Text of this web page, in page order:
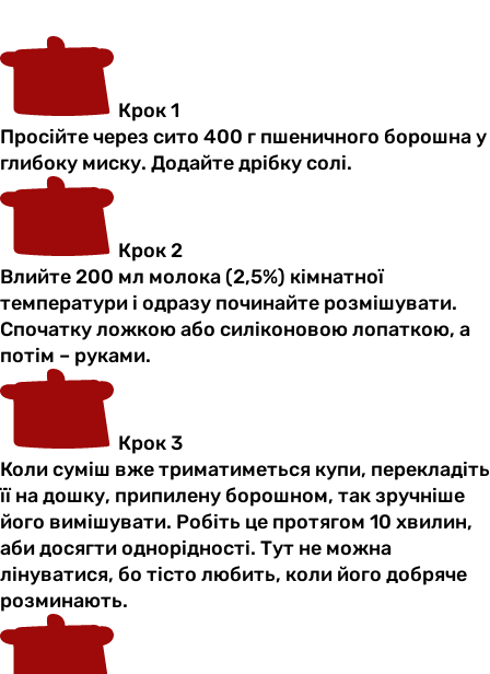
Крок 1
Просійте через сито 400 г пшеничного борошна у
глибоку миску. Додайте дрібку солі.
Крок 2
Влийте 200 мл молока (2,5%) кімнатної
температури і одразу починайте розмішувати.
Спочатку ложкою або силіконовою лопаткою, а
потім – руками.
Крок 3
Коли суміш вже триматиметься купи, перекладіть
її на дошку, припилену борошном, так зручніше
його вимішувати. Робіть це протягом 10 хвилин,
аби досягти однорідності. Тут не можна
лінуватися, бо тісто любить, коли його добряче
розминають.